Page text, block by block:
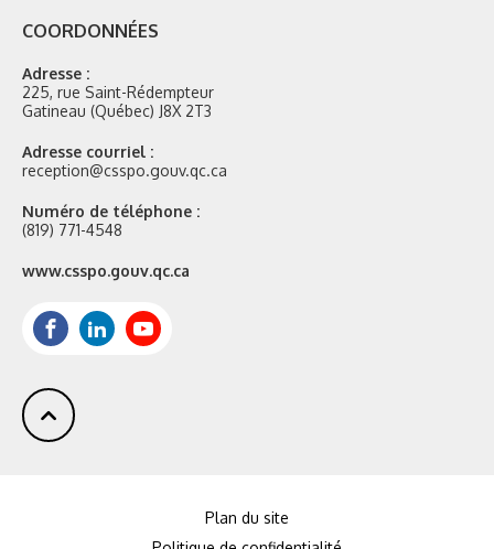
COORDONNÉES
Adresse :
225, rue Saint-Rédempteur
Gatineau (Québec) J8X 2T3
Adresse courriel :
reception@csspo.gouv.qc.ca
Numéro de téléphone :
(819) 771-4548
Site
www.csspo.gouv.qc.ca
FacebookLinkedInYoutube
Plan du site